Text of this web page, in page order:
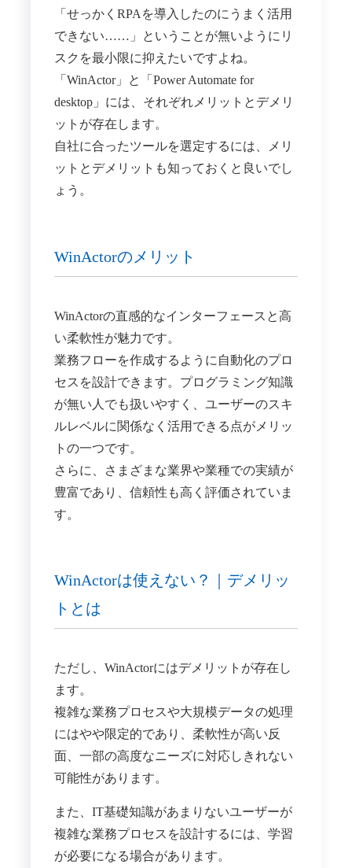
「せっかくRPAを導入したのにうまく活用
できない……」ということが無いようにリ
スクを最小限に抑えたいですよね。
「WinActor」と「Power Automate for
desktop」には、それぞれメリットとデメリ
ットが存在します。
自社に合ったツールを選定するには、メリ
ットとデメリットも知っておくと良いでし
ょう。
WinActorのメリット
WinActorの直感的なインターフェースと高
い柔軟性が魅力です。
業務フローを作成するように自動化のプロ
セスを設計できます。プログラミング知識
が無い人でも扱いやすく、ユーザーのスキ
ルレベルに関係なく活用できる点がメリッ
トの一つです。
さらに、さまざまな業界や業種での実績が
豊富であり、信頼性も高く評価されていま
す。
WinActorは使えない？｜デメリッ
トとは
ただし、WinActorにはデメリットが存在し
ます。
複雑な業務プロセスや大規模データの処理
にはやや限定的であり、柔軟性が高い反
面、一部の高度なニーズに対応しきれない
可能性があります。
また、IT基礎知識があまりないユーザーが
複雑な業務プロセスを設計するには、学習
が必要になる場合があります。